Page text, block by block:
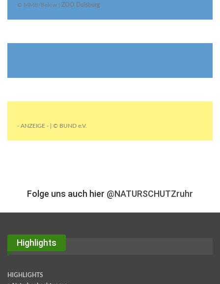
© MMB/Below | ZOO Duisburg
- ANZEIGE - | © BUND e.V.
Folge uns auch hier @NATURSCHUTZruhr
Highlights
HIGHLIGHTS